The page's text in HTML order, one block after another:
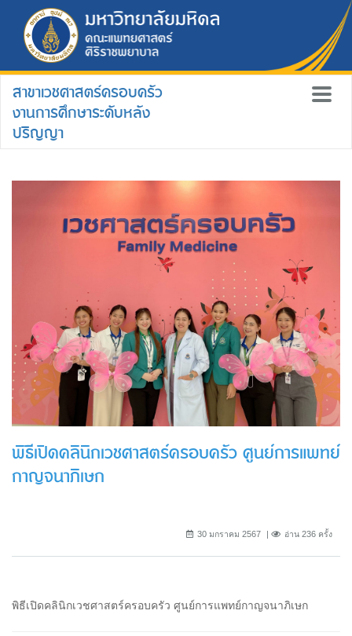
สาขาเวชศาสตร์ครอบครัว
งานการศึกษาระดับหลัง
ปริญญา
พิธีเปิดคลินิกเวชศาสตร์ครอบครัว ศูนย์การแพทย์
กาญจนาภิเษก
30 มกราคม 2567 อ่าน 236 ครั้ง
พิธีเปิดคลินิกเวชศาสตร์ครอบครัว ศูนย์การแพทย์กาญจนาภิเษก